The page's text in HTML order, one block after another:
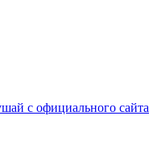
с официального сайта